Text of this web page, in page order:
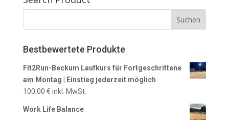
Bestbewertete Produkte
Fit2Run-Beckum Laufkurs für Fortgeschrittene
am Montag | Einstieg jederzeit möglich
100,00 € inkl. MwSt.
Work Life Balance